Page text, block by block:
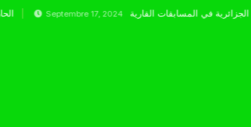
Septembre 17, 2024